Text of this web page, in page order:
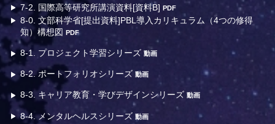
7-2. 国際高等研究所講演資料[資料B]PDF
8-0. 文部科学省[提出資料]PBL導入カリキュラム（4つの修得
知）構想図PDF
8-1. プロジェクト学習シリーズ動画
8-2. ポートフォリオシリーズ動画
8-3. キャリア教育・学びデザインシリーズ動画
8-4. メンタルヘルスシリーズ動画